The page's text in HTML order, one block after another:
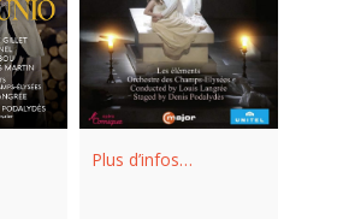
Plus d’infos…